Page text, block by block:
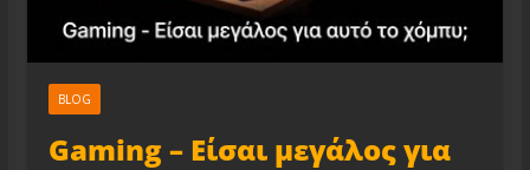
BLOG
Gaming – Είσαι μεγάλος για